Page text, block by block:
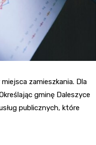
zamieszkania. Dla
gminę Daleszyce
publicznych, które